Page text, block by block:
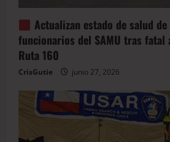
Actualizan estado de salud
funcionarios del SAMU tras fatal
Ruta 160
CrisGutie junio 27, 2026